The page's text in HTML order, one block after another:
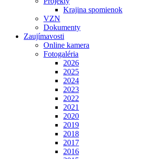
Krajina spomienok
VZN
Dokumenty
Zaujímavosti
Online kamera
Fotogaléria
2026
2025
2024
2023
2022
2021
2020
2019
2018
2017
2016